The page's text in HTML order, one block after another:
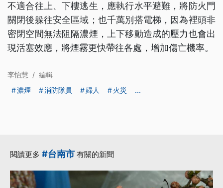
不適合往上、下樓逃生，應執行水平避難，將防火門
關閉後躲往安全區域；也千萬別搭電梯，因為裡頭非
密閉空間無法阻隔濃煙，上下移動造成的壓力也會出
現活塞效應，將煙霧更快帶往各處，增加傷亡機率。
李怡慧 / 編輯
濃煙
消防隊員 婦人 火災 ...
閱讀更多 #台南市 有關的新聞